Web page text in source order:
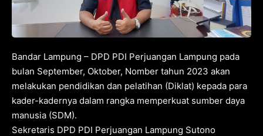
Bandar Lampung – DPD PDI Perjuangan Lampung pada
bulan September, Oktober, Nomber tahun 2023 akan
melakukan pendidikan dan pelatihan (Diklat) kepada para
kader-kadernya dalam rangka memperkuat sumber daya
manusia (SDM).
Sekretaris DPD PDI Perjuangan Lampung Sutono